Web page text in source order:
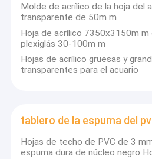
Molde de acrílico de la hoja del
transparente de 50m m
Hoja de acrílico 7350x3150m m
plexiglás 30-100m m
Hojas de acrílico gruesas y
transparentes para el acuario
tablero de la espuma del
Hojas de techo de PVC de 3
espuma dura de núcleo negro